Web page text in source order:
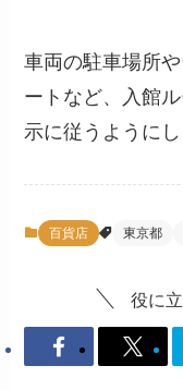
車両の駐車場所
ートなど、入館
示に従うようにし
百貨店 東京都
役に